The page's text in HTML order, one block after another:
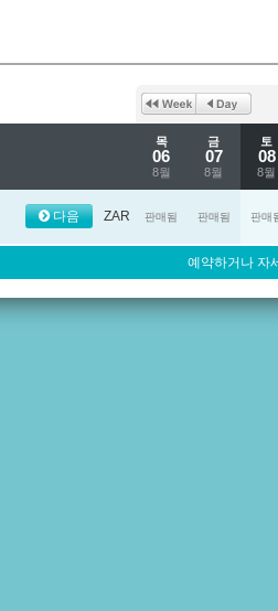
목
06
8월
금
07
8월
토
08
8월
다음 ZAR 판매됨 판매됨 판매
예약하거나 자